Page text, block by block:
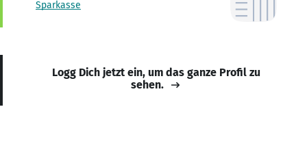
Sparkasse
Logg Dich jetzt ein, um das ganze Profil zu
sehen.